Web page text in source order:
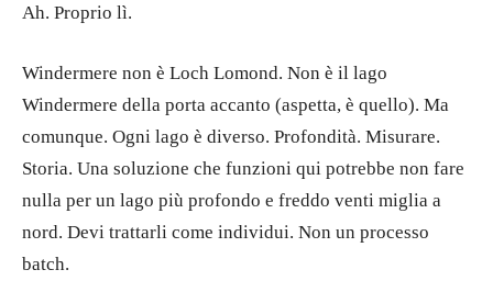
Ah. Proprio lì.
Windermere non è Loch Lomond. Non è il lago
Windermere della porta accanto (aspetta, è quello). Ma
comunque. Ogni lago è diverso. Profondità. Misurare.
Storia. Una soluzione che funzioni qui potrebbe non fare
nulla per un lago più profondo e freddo venti miglia a
nord. Devi trattarli come individui. Non un processo
batch.